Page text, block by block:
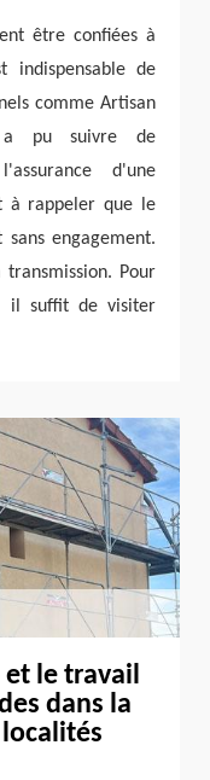
être confiées à
indispensable de
comme Artisan
a pu suivre de
d'une
à rappeler que le
engagement.
Pour
il suffit de visiter
le travail
dans la